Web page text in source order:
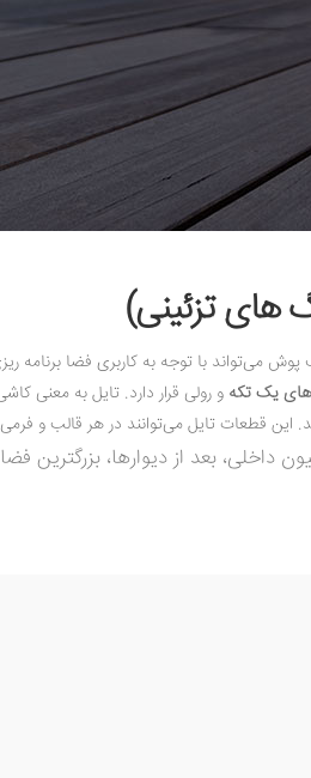
های تزئینی)
می‌تواند با توجه به کاربری فضا برنامه
یک تکه و رولی قرار دارد. تایلبه معنی
قطعات تایل می‌توانند در هر قالب و فرمی
بعد از دیوارها، بزرگترین فضا